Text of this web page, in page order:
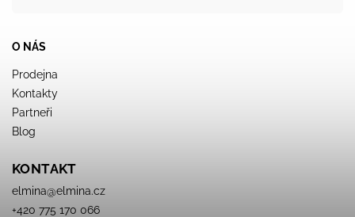
O NÁS
Prodejna
Kontakty
Partneři
Blog
KONTAKT
elmina@elmina.cz
+420 775 170 066